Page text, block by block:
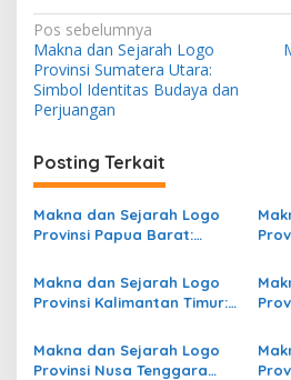
N
a
v
i
g
a
s
i
p
o
s
Pos sebelumnya
Makna dan Sejarah Logo
Provinsi Sumatera Utara:
Simbol Identitas Budaya dan
Perjuangan
Posting Terkait
Makna dan Sejarah Logo
Provinsi Papua Barat:
Cenderawasih
Makna dan Sejarah Logo
Provinsi Kalimantan Timur:
dan
Makna dan Sejarah Logo
Provinsi Nusa Tenggara